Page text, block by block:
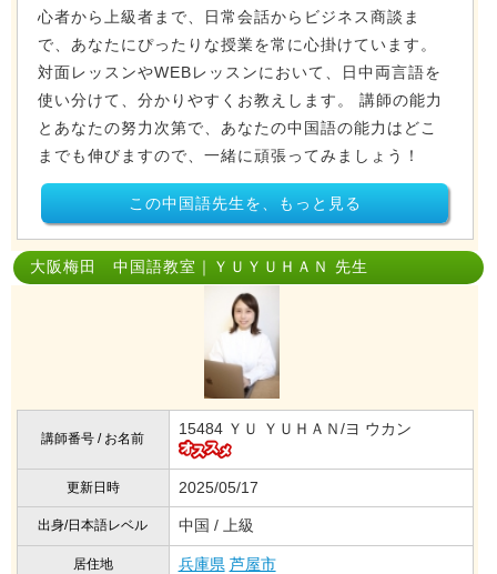
心者から上級者まで、日常会話からビジネス商談ま
で、あなたにぴったりな授業を常に心掛けています。
対面レッスンやWEBレッスンにおいて、日中両言語を
使い分けて、分かりやすくお教えします。 講師の能力
とあなたの努力次第で、あなたの中国語の能力はどこ
までも伸びますので、一緒に頑張ってみましょう！
この中国語先生を、もっと見る
大阪梅田 中国語教室｜ＹＵＹＵＨＡＮ 先生
講師番号 / お名前
15484 ＹＵ ＹＵＨＡＮ/ヨ ウカン
更新日時 2025/05/17
出身/日本語レベル 中国 / 上級
居住地 兵庫県 芦屋市